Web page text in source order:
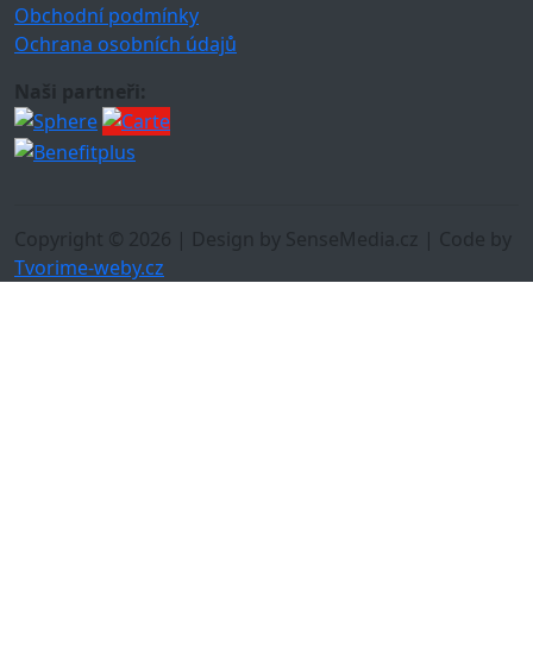
Obchodní podmínky
Ochrana osobních údajů
Naši partneři:
Copyright © 2026 | Design by SenseMedia.cz | Code by
Tvorime-weby.cz